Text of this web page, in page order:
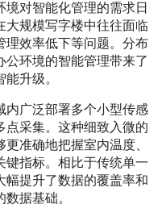
对智能化管理的需求日
大规模写字楼中往往面临
理效率低下等问题。分布
公环境的智能管理带来了
升级。
内广泛部署多个小型传感
点采集。这种细致入微的
准确地把握室内温度、
键指标。相比于传统单一
幅提升了数据的覆盖率和
据基础。